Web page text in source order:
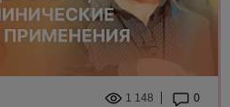
1 148 0